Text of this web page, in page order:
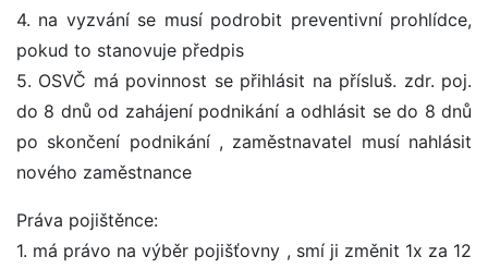
4. na vyzvání se musí podrobit preventivní prohlídce,
pokud to stanovuje předpis
5. OSVČ má povinnost se přihlásit na přísluš. zdr. poj.
do 8 dnů od zahájení podnikání a odhlásit se do 8 dnů
po skončení podnikání , zaměstnavatel musí nahlásit
nového zaměstnance
Práva pojištěnce:
1. má právo na výběr pojišťovny , smí ji změnit 1x za 12